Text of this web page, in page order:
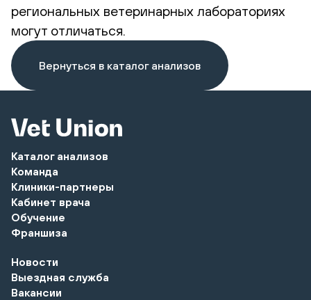
региональных ветеринарных лабораториях
могут отличаться.
Вернуться в каталог анализов
Каталог анализов
Команда
Клиники-партнеры
Кабинет врача
Обучение
Франшиза
Новости
Выездная служба
Вакансии